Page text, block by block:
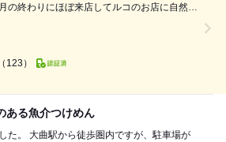
の終わりにほぼ来店してルコのお店に自然に
にチェンジャーできるとの事なのでそ...
（123）
ある魚介つけめん
、駐車場が